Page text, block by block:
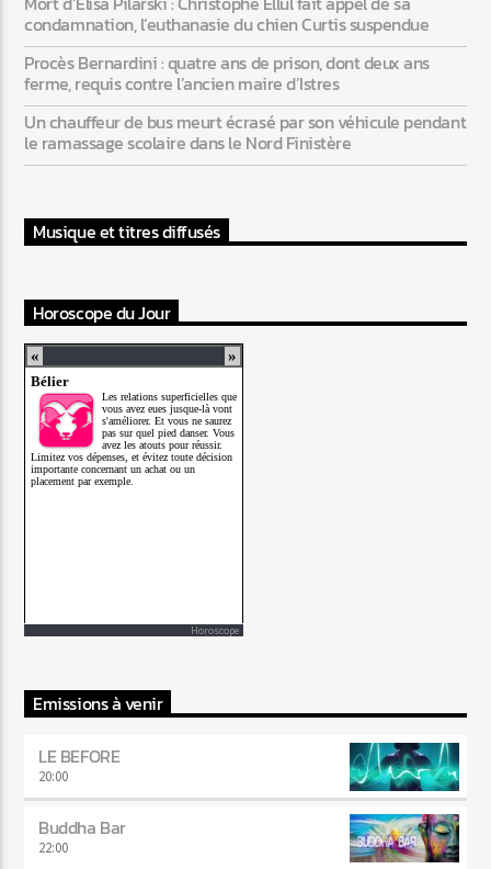
condamnation, l’euthanasie du chien Curtis suspendue
Procès Bernardini : quatre ans de prison, dont deux ans
ferme, requis contre l’ancien maire d’Istres
Un chauffeur de bus meurt écrasé par son véhicule pendant
le ramassage scolaire dans le Nord Finistère
Musique et titres diffusés
Horoscope du Jour
Horoscope
Emissions à venir
LE BEFORE
20:00
Buddha Bar
22:00